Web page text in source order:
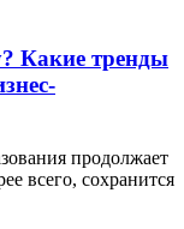
Какие тренды
продолжает
всего, сохранится